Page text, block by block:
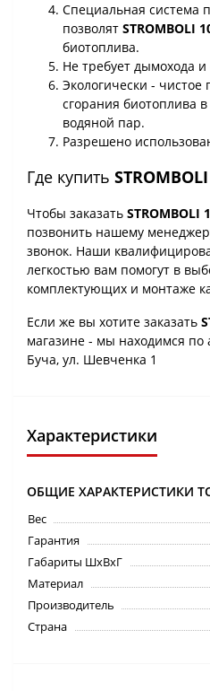
Специальная система
позволят STROMBOLI
биотоплива.
Не требует дымохода
Экологически - чистое
сгорания биотоплива в
водяной пар.
Разрешено
Где купить
Чтобы заказать STROMBOLI
позвонить нашему
звонок. Наши
легкостью вам помогут в
комплектующих и монтаже
Если же вы хотите заказать
магазине - мы находимся по
Буча, ул. Шевченка 1
Характеристики
ОБЩИЕ ХАРАКТЕРИСТИКИ
Вес
Гарантия
Габариты ШхВхГ
Материал
Производитель
Страна